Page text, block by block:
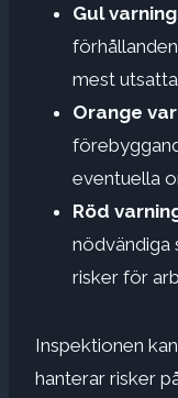
Gul
mest
Orange
eventuella
Röd
nödvändiga
risker för
Inspektionen
hanterar risker